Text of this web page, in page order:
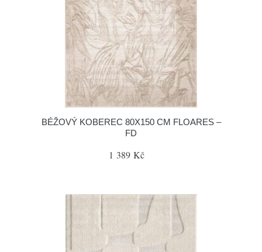
BÉŽOVÝ KOBEREC 80X150 CM FLOARES –
FD
1 389 Kč